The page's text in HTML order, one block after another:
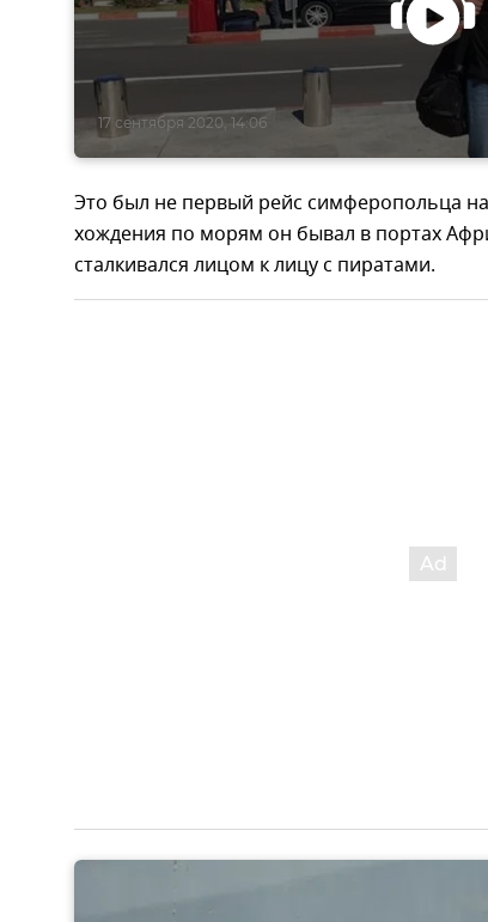
17 сентября 2020, 14:06
Это был не первый рейс симферопольца
хождения по морям он бывал в портах
сталкивался лицом к лицу с пиратами.